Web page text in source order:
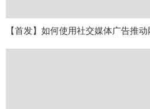
【首发】如何使用社交媒体广告推